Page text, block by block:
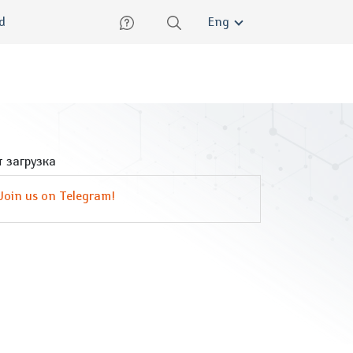
English
загрузка
us on Telegram!